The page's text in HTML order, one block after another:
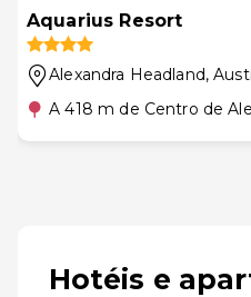
Aquarius Resort
Alexandra Headland,
A 418 m de Centro de
Hotéis e